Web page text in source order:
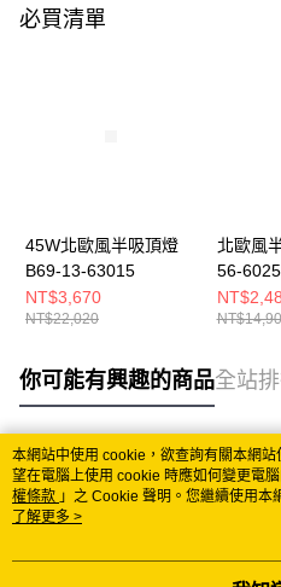
必買清單
45W北歐風半吸頂燈
B69-13-63015
NT$3,670
NT$22,020
北歐風
56-
你可能有興趣的商品全站
熱門標籤
本網站中使用 cookie，欲查詢有關本網
望在電腦上使用 cookie 時應如何變更電
權條款 」之 Cookie 聲明。您繼續使用本
用條款之 Cookie 聲明使用 cookie。
了解更多 >